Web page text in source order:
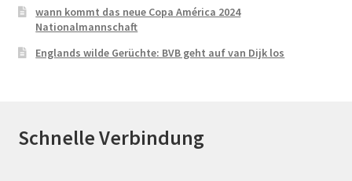
wann kommt das neue Copa América 2024
Nationalmannschaft
Englands wilde Gerüchte: BVB geht auf van Dijk los
Schnelle Verbindung